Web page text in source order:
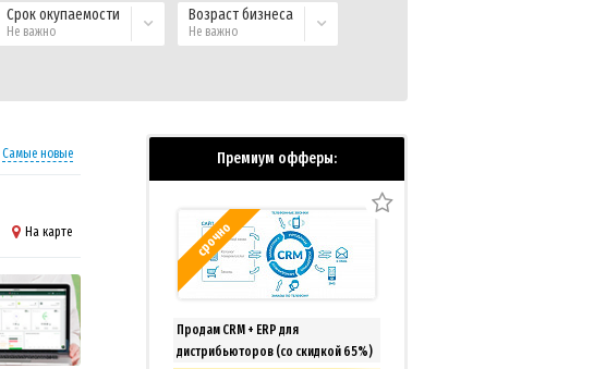
Срок окупаемости
Не важно
Возраст бизнеса
Не важно
Самые новые
На карте
Премиум офферы:
срочно
Продам CRM + ERP для
дистрибьюторов (со скидкой 65%)